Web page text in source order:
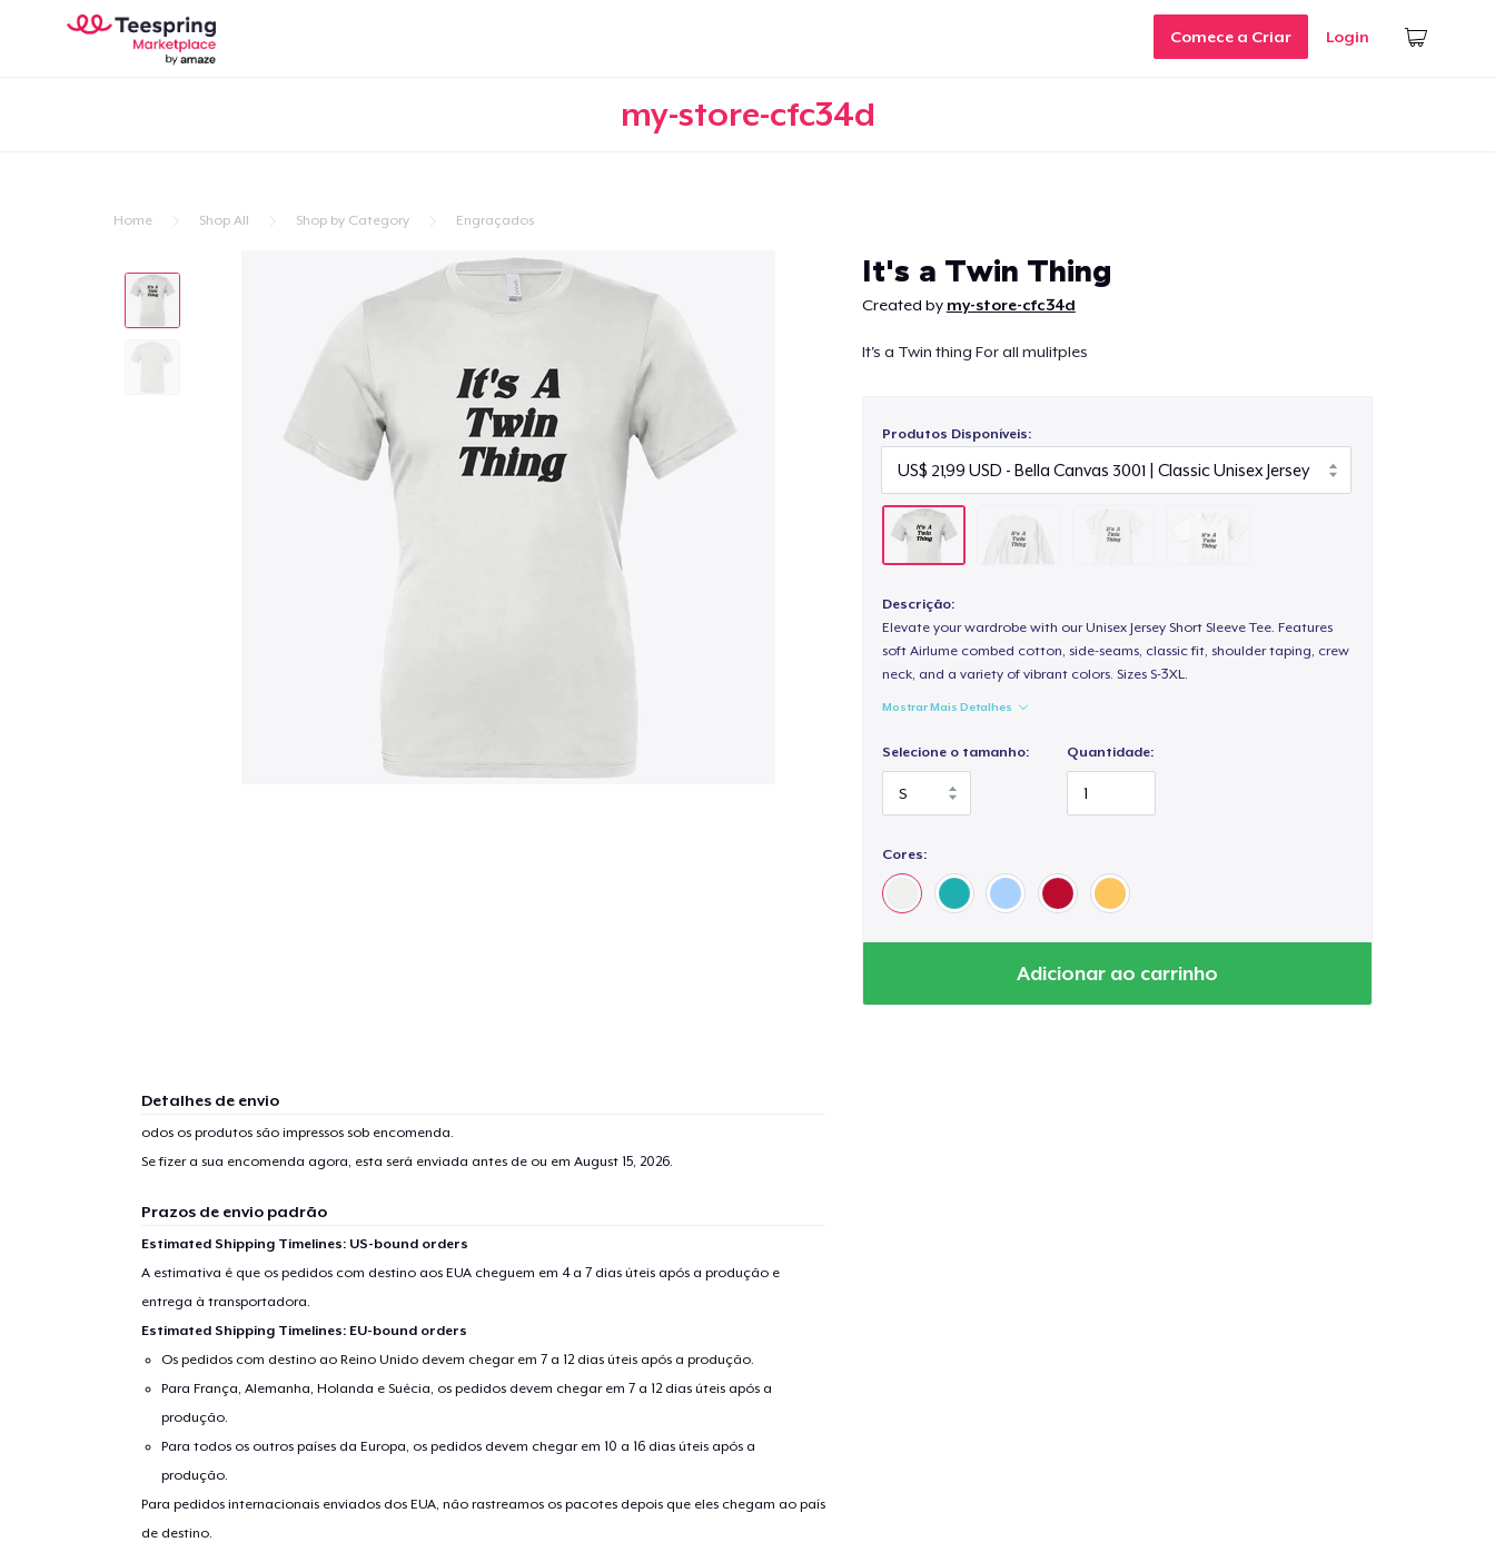
Comece a Criar Login
my-store-cfc34d
Home Shop All Shop by Category Engraçados
It's a Twin Thing
Created by my-store-cfc34d
It's a Twin thing For all mulitples
Produtos Disponíveis:
Descrição:
Elevate your wardrobe with our Unisex Jersey Short Sleeve Tee. Features
soft Airlume combed cotton, side-seams, classic fit, shoulder taping, crew
neck, and a variety of vibrant colors. Sizes S-3XL.
Mostrar Mais Detalhes
Selecione o tamanho: Quantidade:
Cores:
Adicionar ao carrinho
Detalhes de envio
odos os produtos são impressos sob encomenda.
Se fizer a sua encomenda agora, esta será enviada antes de ou em August 15, 2026.
Prazos de envio padrão
Estimated Shipping Timelines: US-bound orders
A estimativa é que os pedidos com destino aos EUA cheguem em 4 a 7 dias úteis após a produção e
entrega à transportadora.
Estimated Shipping Timelines: EU-bound orders
Os pedidos com destino ao Reino Unido devem chegar em 7 a 12 dias úteis após a produção.
Para França, Alemanha, Holanda e Suécia, os pedidos devem chegar em 7 a 12 dias úteis após a
produção.
Para todos os outros países da Europa, os pedidos devem chegar em 10 a 16 dias úteis após a
produção.
Para pedidos internacionais enviados dos EUA, não rastreamos os pacotes depois que eles chegam ao país
de destino.